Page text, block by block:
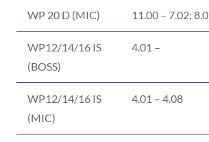
WP 20 D (MIC) 11.00 – 7.02;
WP12/14/16 IS
(BOSS)
4.01 –
WP12/14/16 IS
(MIC)
4.01 – 4.08